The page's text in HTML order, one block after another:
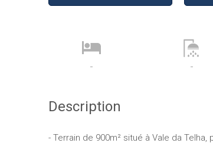
- -
Description
- Terrain de 900m² situé à Vale da